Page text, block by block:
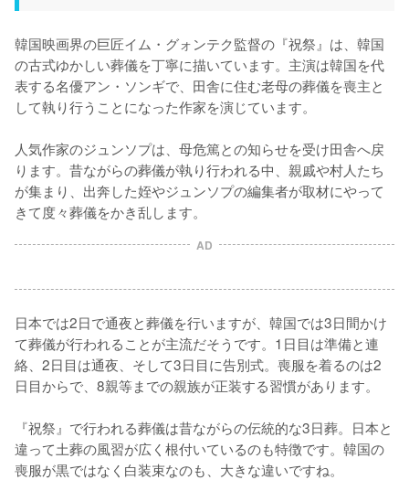
韓国映画界の巨匠イム・グォンテク監督の『祝祭』は、韓国
の古式ゆかしい葬儀を丁寧に描いています。主演は韓国を代
表する名優アン・ソンギで、田舎に住む老母の葬儀を喪主と
して執り行うことになった作家を演じています。
人気作家のジュンソプは、母危篤との知らせを受け田舎へ戻
ります。昔ながらの葬儀が執り行われる中、親戚や村人たち
が集まり、出奔した姪やジュンソプの編集者が取材にやって
きて度々葬儀をかき乱します。
AD
日本では2日で通夜と葬儀を行いますが、韓国では3日間かけ
て葬儀が行われることが主流だそうです。1日目は準備と連
絡、2日目は通夜、そして3日目に告別式。喪服を着るのは2
日目からで、8親等までの親族が正装する習慣があります。
『祝祭』で行われる葬儀は昔ながらの伝統的な3日葬。日本と
違って土葬の風習が広く根付いているのも特徴です。韓国の
喪服が黒ではなく白装束なのも、大きな違いですね。